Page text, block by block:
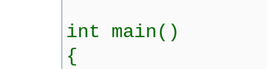
int main()
{